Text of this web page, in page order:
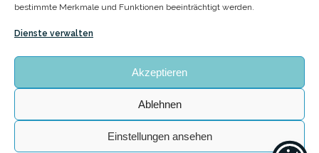
bestimmte Merkmale und Funktionen beeinträchtigt werden.
Dienste verwalten
Akzeptieren
Ablehnen
Einstellungen ansehen
© Tagesmütter in Stuttgart, Klockner, Schüle & Wilke GbR
Theme von